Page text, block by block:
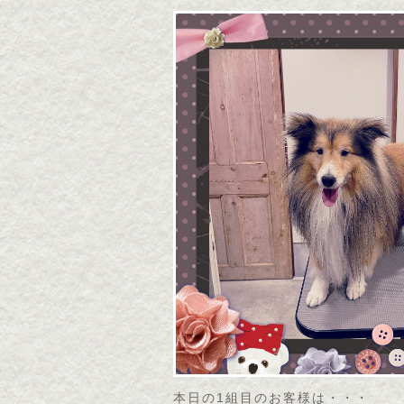
本日の1組目のお客様は・・・